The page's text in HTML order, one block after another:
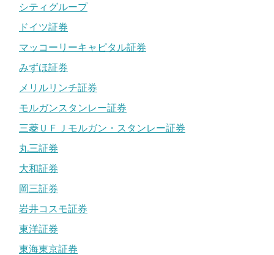
シティグループ
ドイツ証券
マッコーリーキャピタル証券
みずほ証券
メリルリンチ証券
モルガンスタンレー証券
三菱ＵＦＪモルガン・スタンレー証券
丸三証券
大和証券
岡三証券
岩井コスモ証券
東洋証券
東海東京証券